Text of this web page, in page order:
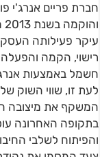
חברת פריים אנרג'י
עיקר פעילותה
רישוי, הקמה
חשמל באמצעות
המשקף את מיצובה
בתקופה האחרונה
והפיתוח לשלבי